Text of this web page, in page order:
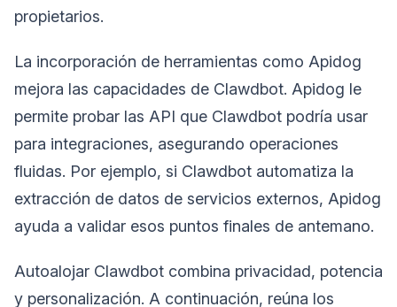
propietarios.
La incorporación de herramientas como Apidog
mejora las capacidades de Clawdbot. Apidog le
permite probar las API que Clawdbot podría usar
para integraciones, asegurando operaciones
fluidas. Por ejemplo, si Clawdbot automatiza la
extracción de datos de servicios externos, Apidog
ayuda a validar esos puntos finales de antemano.
Autoalojar Clawdbot combina privacidad, potencia
y personalización. A continuación, reúna los